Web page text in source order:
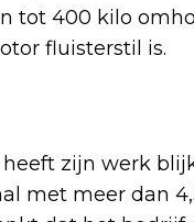
tot 400 kilo
fluisterstil is.
zijn werk
met meer dan